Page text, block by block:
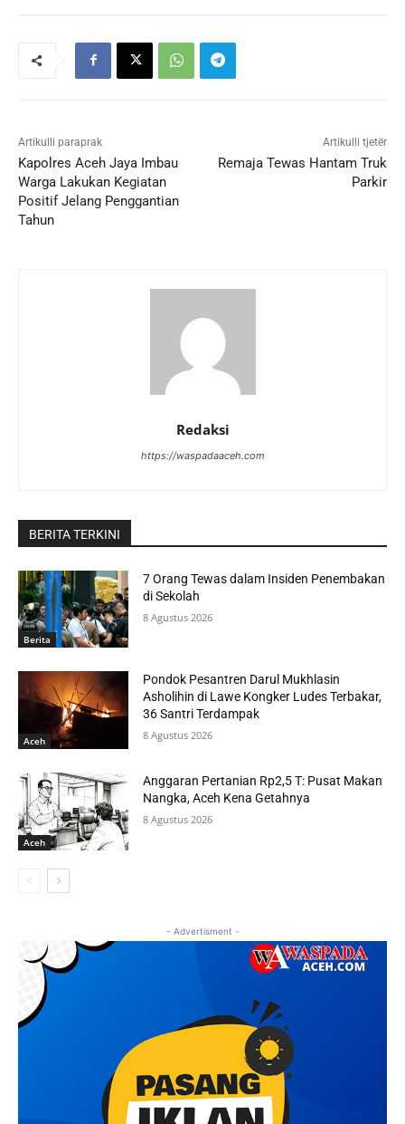
Artikulli paraprak
Kapolres Aceh Jaya Imbau
Warga Lakukan Kegiatan
Positif Jelang Penggantian
Tahun
Artikulli tjetër
Remaja Tewas Hantam Truk
Parkir
Redaksi
https://waspadaaceh.com
BERITA TERKINI
Berita
7 Orang Tewas dalam Insiden Penembakan
di Sekolah
8 Agustus 2026
Aceh
Pondok Pesantren Darul Mukhlasin
Asholihin di Lawe Kongker Ludes Terbakar,
36 Santri Terdampak
8 Agustus 2026
Aceh
Anggaran Pertanian Rp2,5 T: Pusat Makan
Nangka, Aceh Kena Getahnya
8 Agustus 2026
- Advertisment -